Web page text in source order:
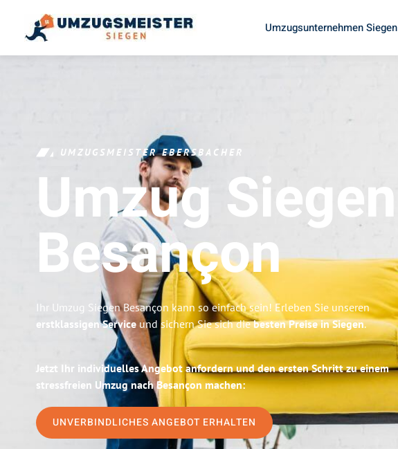
Umzugsunternehmen Siegen
UMZUGSMEISTER EBERSBACHER
Umzug Siegen
Besançon
Ihr Umzug Siegen Besançon kann so einfach sein! Erleben Sie unseren
erstklassigen Service und sichern Sie sich diebesten Preise in Siegen.
Jetzt Ihr individuelles Angebot anfordern und den ersten Schritt zu einem
stressfreien Umzug nach Besançon machen:
UNVERBINDLICHES ANGEBOT ERHALTEN